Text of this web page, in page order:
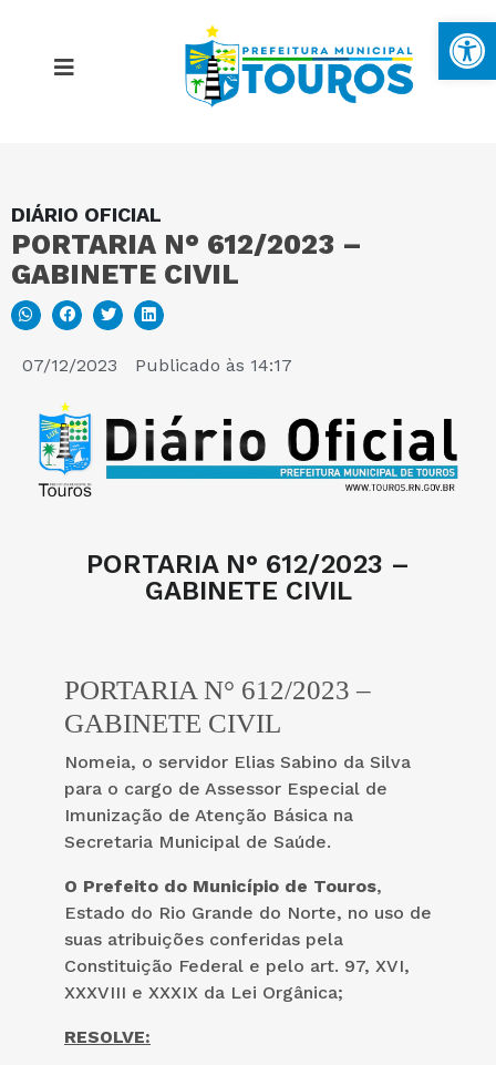
DIÁRIO OFICIAL
PORTARIA N° 612/2023 –
GABINETE CIVIL
07/12/2023 Publicado às 14:17
PORTARIA N° 612/2023 –
GABINETE CIVIL
PORTARIA N° 612/2023 –
GABINETE CIVIL
Nomeia, o servidor Elias Sabino da Silva
para o cargo de Assessor Especial de
Imunização de Atenção Básica na
Secretaria Municipal de Saúde.
O Prefeito do Município de Touros,
Estado do Rio Grande do Norte, no uso de
suas atribuições conferidas pela
Constituição Federal e pelo art. 97, XVI,
XXXVIII e XXXIX da Lei Orgânica;
RESOLVE:
MAPA DO SITE
PORTAL DA TRANSPARÊNCIA
E-SIC
PERGUNTAS FREQUENTES